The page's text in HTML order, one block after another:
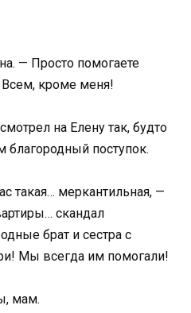
— Просто помогаете
Всем, кроме меня!
на Елену так, будто
благородный поступок.
такая… меркантильная, —
скандал
брат и сестра с
Мы всегда им помогали!
мам.